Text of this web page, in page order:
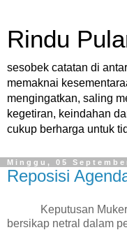
Rindu
sesobek catatan di
memaknai
mengingatkan, saling
kegetiran, keindahan
cukup berharga untuk
Minggu, 05
Reposisi
Keputusan
bersikap netral dalam